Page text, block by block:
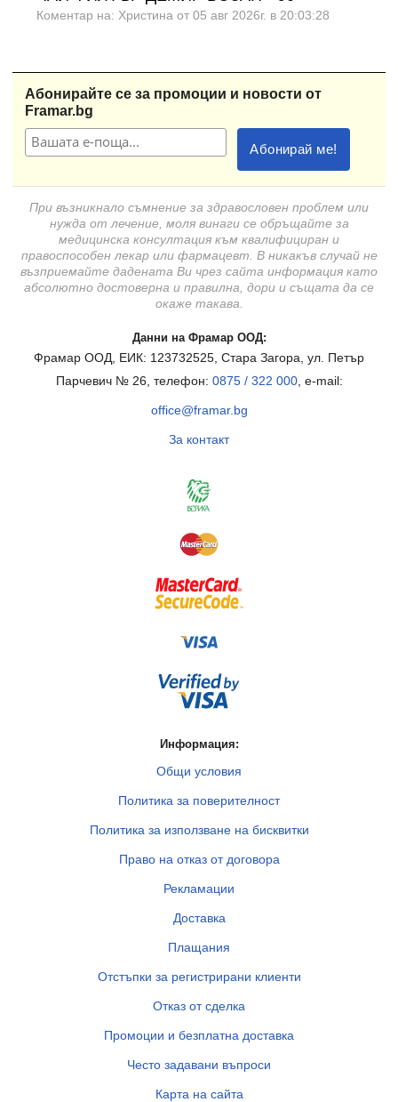
Коментар на: Христина от 05 авг 2026г. в 20:03:28
Абонирайте се за промоции и новости от
Framar.bg
При възникнало съмнение за здравословен проблем или
нужда от лечение, моля винаги се обръщайте за
медицинска консултация към квалифициран и
правоспособен лекар или фармацевт. В никакъв случай не
възприемайте дадената Ви чрез сайта информация като
абсолютно достоверна и правилна, дори и същата да се
окаже такава.
Данни на Фрамар ООД:
Фрамар ООД, ЕИК: 123732525, Стара Загора, ул. Петър
Парчевич № 26, телефон: 0875 / 322 000, e-mail:
office@framar.bg
За контакт
Информация:
Общи условия
Политика за поверителност
Политика за използване на бисквитки
Право на отказ от договора
Рекламации
Доставка
Плащания
Отстъпки за регистрирани клиенти
Отказ от сделка
Промоции и безплатна доставка
Често задавани въпроси
Карта на сайта